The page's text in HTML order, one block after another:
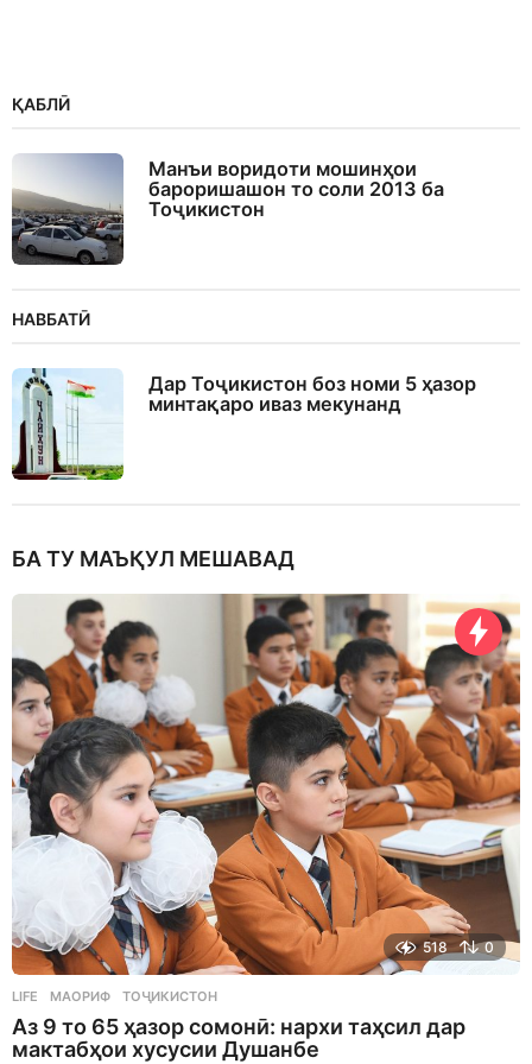
ҚАБЛӢ
Манъи воридоти мошинҳои
бароришашон то соли 2013 ба
Тоҷикистон
НАВБАТӢ
Дар Тоҷикистон боз номи 5 ҳазор
минтақаро иваз мекунанд
БА ТУ МАЪҚУЛ МЕШАВАД
518 0
LIFE МАОРИФ ,ТОҶИКИСТОН
Аз 9 то 65 ҳазор сомонӣ: нархи таҳсил дар
мактабҳои хусусии Душанбе